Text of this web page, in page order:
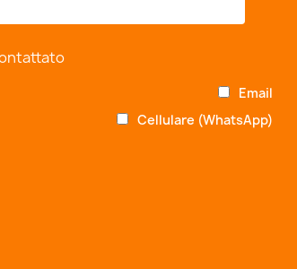
Email
Cellulare (WhatsApp)